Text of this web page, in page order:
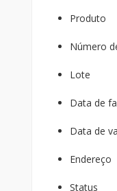
Produto
Número
Lote
Data de
Data de
Endereço
Status